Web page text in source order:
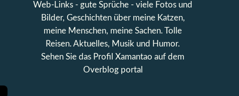
Web-Links - gute Sprüche - viele Fotos und
Bilder, Geschichten über meine Katzen,
meine Menschen, meine Sachen. Tolle
Reisen. Aktuelles, Musik und Humor.
Sehen Sie das Profil Xamantao auf dem
Overblog portal